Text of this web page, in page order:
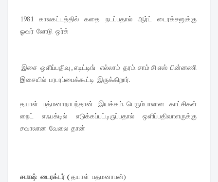
1981 காலகட்டத்தில் கதை நடப்பதால் ஆர்ட் டைரக்சனுக்கு
ஓவர் லோடு ஒர்க்
இசை ஒளிப்பதிவு , எடிட்டிங் எல்லாம் தரம். சாம் சி எஸ் பின்னணி
இசையில் பரபரப்பைக்கூட்டி இருக்கிறார்.
தயாள் பத்மனாநாபந்தான் இயக்கம். பெரும்பாலான காட்சிகள்
நைட் எஃபக்டில் எடுக்கப்பட்டிருப்பதால் ஒளிப்பதிவாளருக்கு
சவாலான வேலை தான்
சபாஷ் டைரக்டர் (தயாள் பதமனாபன்)